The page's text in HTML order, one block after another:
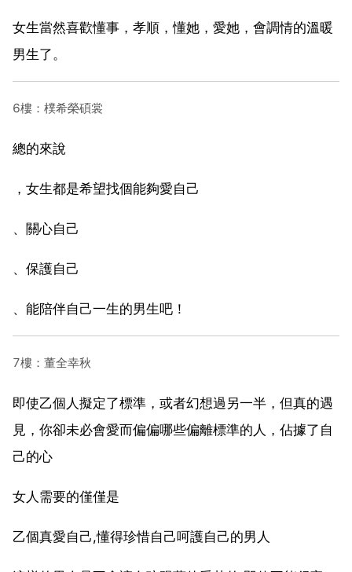
女生當然喜歡懂事，孝順，懂她，愛她，會調情的溫暖
男生了。
6樓：樸希榮碩裳
總的來說
，女生都是希望找個能夠愛自己
、關心自己
、保護自己
、能陪伴自己一生的男生吧！
7樓：董全幸秋
即使乙個人擬定了標準，或者幻想過另一半，但真的遇
見，你卻未必會愛而偏偏哪些偏離標準的人，佔據了自
己的心
女人需要的僅僅是
乙個真愛自己,懂得珍惜自己呵護自己的男人